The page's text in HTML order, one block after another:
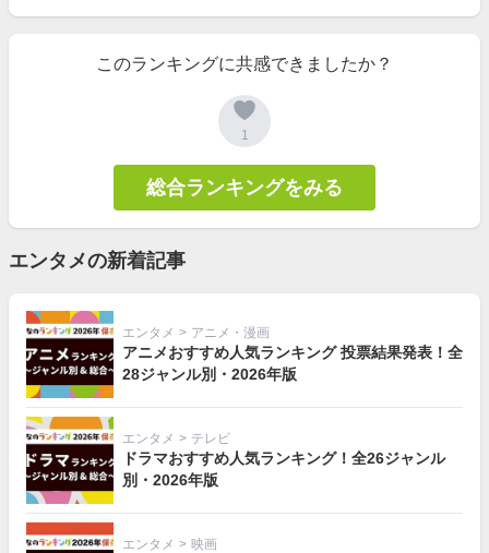
このランキングに共感できましたか？
1
総合ランキングをみる
エンタメの新着記事
エンタメ > アニメ・漫画
アニメおすすめ人気ランキング 投票結果発表！全
28ジャンル別・2026年版
エンタメ > テレビ
ドラマおすすめ人気ランキング！全26ジャンル
別・2026年版
エンタメ > 映画